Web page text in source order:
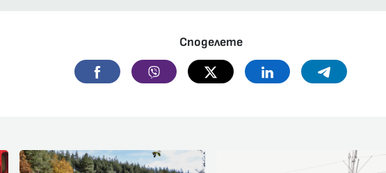
Споделете
Facebook Viber Twitter Linkedin Telegram